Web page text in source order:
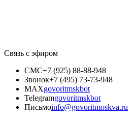
Связь с эфиром
СМС+7 (925) 88-88-948
Звонок+7 (495) 73-73-948
MAXgovoritmskbot
Telegramgovoritmskbot
Письмоinfo@govoritmoskva.ru